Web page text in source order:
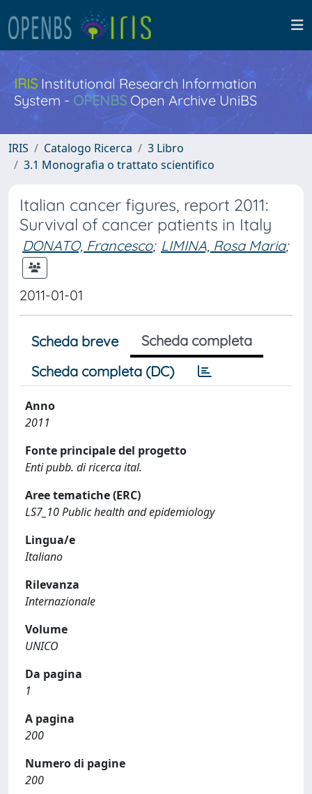
IRISInstitutional Research Information
System - OPENBS Open Archive UniBS
IRIS Catalogo Ricerca
3 Libro
3.1 Monografia o trattato scientifico
Italian cancer figures, report 2011:
Survival of cancer patients in Italy
DONATO, Francesco; LIMINA, Rosa Maria;
2011-01-01
Scheda breve
Scheda completa
Scheda completa (DC)
Anno
2011
Fonte principale del progetto
Enti pubb. di ricerca ital.
Aree tematiche (ERC)
LS7_10 Public health and epidemiology
Lingua/e
Italiano
Rilevanza
Internazionale
Volume
UNICO
Da pagina
1
A pagina
200
Numero di pagine
200